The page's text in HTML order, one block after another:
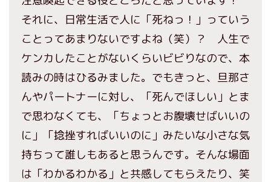
それに、日常生活で人に「死ねっ！」っていう
ことってあまりないですよね（笑）？ 人生で
ケンカしたことがないくらいビビりなので、本
読みの時はひるみました。でもきっと、旦那さ
んやパートナーに対し、「死んでほしい」とま
で思わなくても、「ちょっとお腹壊せばいいの
に」「捻挫すればいいのに」みたいな小さな気
持ちって誰しもあると思うんです。そんな場面
は「わかるわかる」と共感してもらえたり、笑